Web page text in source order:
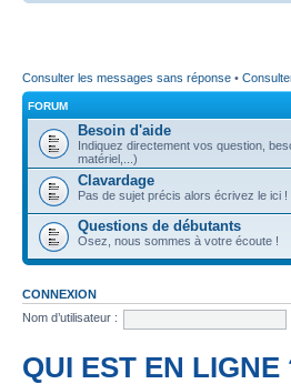
Consulter les messages sans réponse •
FORUM
Besoin d'aide
Indiquez directement vos question,
matériel,...)
Clavardage
Pas de sujet précis alors écrivez le ici !
Questions de débutants
Osez, nous sommes à votre écoute !
CONNEXION
Nom d’utilisateur :
QUI EST EN LIGNE